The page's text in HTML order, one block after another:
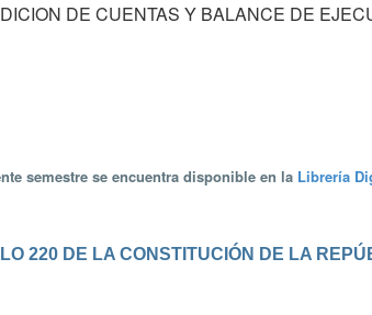
DE CUENTAS Y BALANCE DE
semestre se encuentra disponible en la Librería
220 DE LA CONSTITUCIÓN DE LA